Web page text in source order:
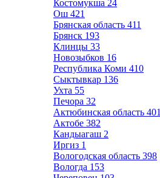
Костомукша 24
Ош 421
Брянская область 411
Брянск 193
Клинцы 33
Новозыбков 16
Республика Коми 410
Сыктывкар 136
Ухта 55
Печора 32
Актюбинская область 401
Актобе 382
Кандыагаш 2
Иргиз 1
Вологодская область 398
Вологда 153